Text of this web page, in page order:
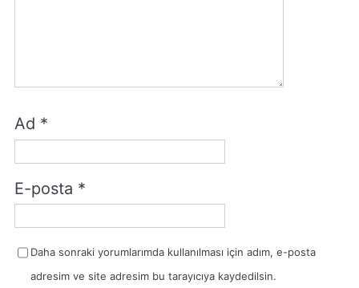
Ad *
E-posta *
Daha sonraki yorumlarımda kullanılması için adım, e-posta
adresim ve site adresim bu tarayıcıya kaydedilsin.